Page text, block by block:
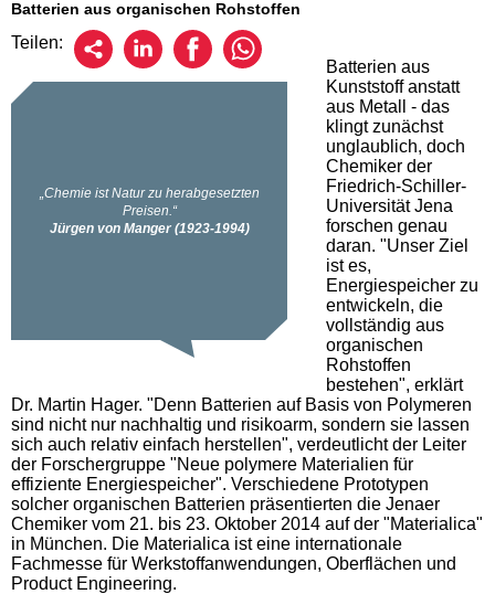
Batterien aus organischen Rohstoffen
Teilen:
Batterien aus
Kunststoff anstatt
aus Metall - das
klingt zunächst
unglaublich, doch
Chemiker der
Friedrich-Schiller-
Universität Jena
forschen genau
daran. "Unser Ziel
ist es,
Energiespeicher zu
entwickeln, die
vollständig aus
organischen
Rohstoffen
bestehen", erklärt
Dr. Martin Hager. "Denn Batterien auf Basis von Polymeren
sind nicht nur nachhaltig und risikoarm, sondern sie lassen
sich auch relativ einfach herstellen", verdeutlicht der Leiter
der Forschergruppe "Neue polymere Materialien für
effiziente Energiespeicher". Verschiedene Prototypen
solcher organischen Batterien präsentierten die Jenaer
Chemiker vom 21. bis 23. Oktober 2014 auf der "Materialica"
in München. Die Materialica ist eine internationale
Fachmesse für Werkstoffanwendungen, Oberflächen und
Product Engineering.